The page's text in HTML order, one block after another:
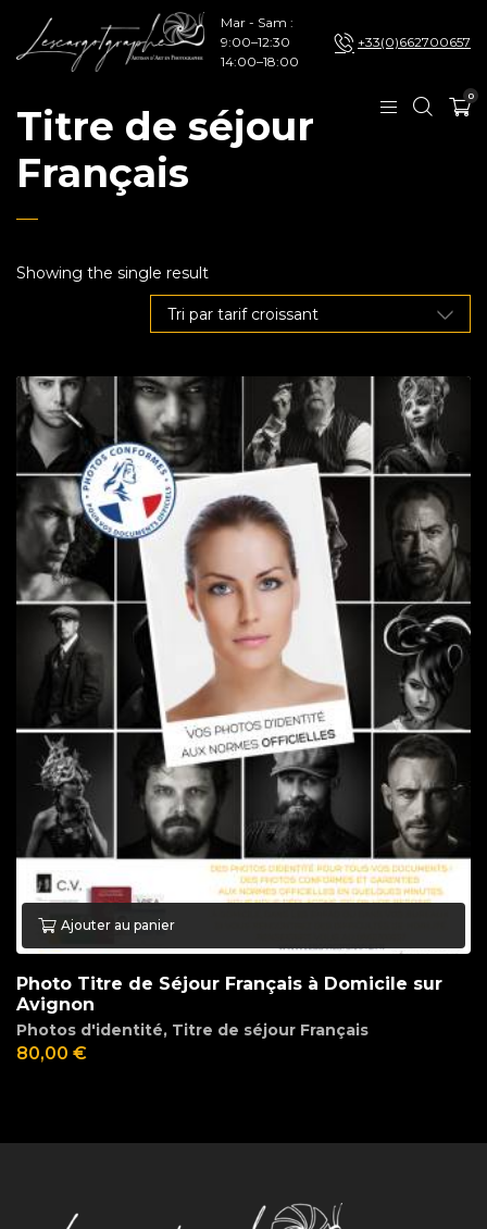
Mar - Sam :
9:00–12:30
14:00–18:00
+33(0)662700657
0
Titre de séjour
Français
Showing the single result
Ajouter au panier
Photo Titre de Séjour Français à Domicile sur
Avignon
Photos d'identité, Titre de séjour Français
80,00 €